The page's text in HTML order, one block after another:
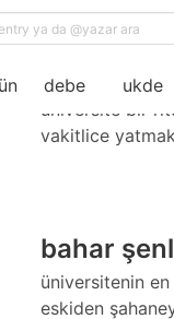
debe ukde
geç
üniversite bir
vakitlice
bahar
üniversitenin
eskiden